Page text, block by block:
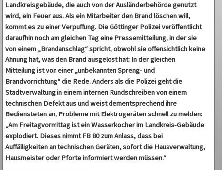
Landkreisgebäude, die auch von der Ausländerbehörde genutzt
wird, ein Feuer aus. Als ein Mitarbeiter den Brand löschen will,
kommt es zu einer Verpuffung. Die Göttinger Polizei veröffentlicht
daraufhin noch am gleichen Tag eine Pressemitteilung, in der sie
von einem „Brandanschlag“ spricht, obwohl sie offensichtlich keine
Ahnung hat, was den Brand ausgelöst hat: In der gleichen
Mitteilung ist von einer „unbekannten Spreng- und
Brandvorrichtung“ die Rede. Anders als die Polizei geht die
Stadtverwaltung in einem internen Rundschreiben von einem
technischen Defekt aus und weist dementsprechend ihre
Bediensteten an, Probleme mit Elektrogeräten schnell zu melden:
„Am Freitagvormittag ist ein Wasserkocher im Landkreis-Gebäude
explodiert. Dieses nimmt FB 80 zum Anlass, dass bei
Auffälligkeiten an technischen Geräten, sofort die Hausverwaltung,
Hausmeister oder Pforte informiert werden müssen.“